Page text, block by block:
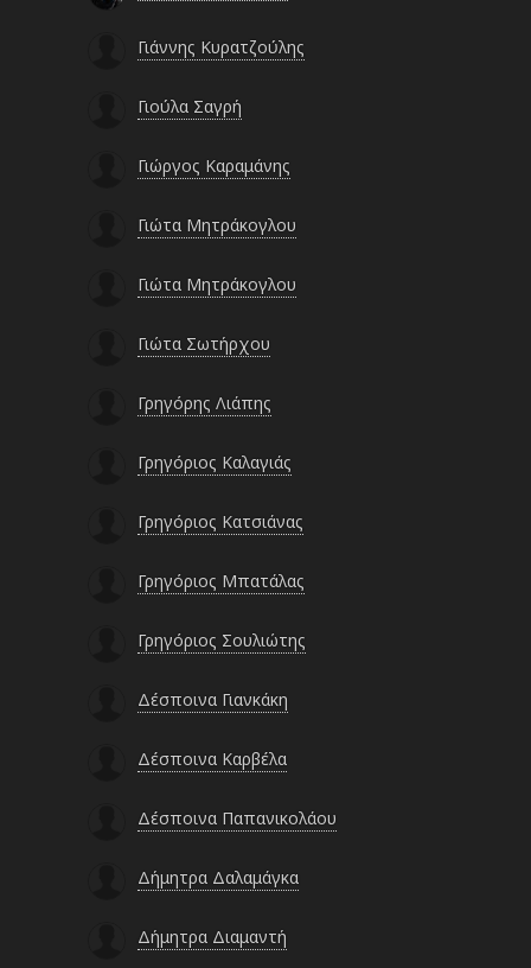
Γιάννης Κυρατζούλης
Γιούλα Σαγρή
Γιώργος Καραμάνης
Γιώτα Μητράκογλου
Γιώτα Μητράκογλου
Γιώτα Σωτήρχου
Γρηγόρης Λιάπης
Γρηγόριος Καλαγιάς
Γρηγόριος Κατσιάνας
Γρηγόριος Μπατάλας
Γρηγόριος Σουλιώτης
Δέσποινα Γιανκάκη
Δέσποινα Καρβέλα
Δέσποινα Παπανικολάου
Δήμητρα Δαλαμάγκα
Δήμητρα Διαμαντή